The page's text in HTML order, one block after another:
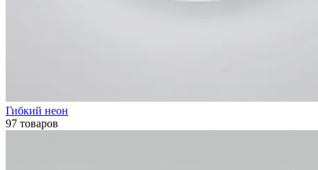
Гибкий неон
97 товаров